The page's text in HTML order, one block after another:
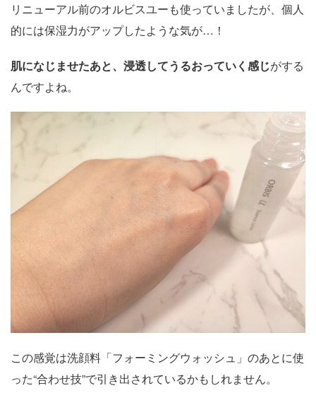
リニューアル前のオルビスユーも使っていましたが、個人
的には保湿力がアップしたような気が…！
肌になじませたあと、浸透してうるおっていく感じがする
んですよね。
この感覚は洗顔料「フォーミングウォッシュ」のあとに使
った“合わせ技”で引き出されているかもしれません。